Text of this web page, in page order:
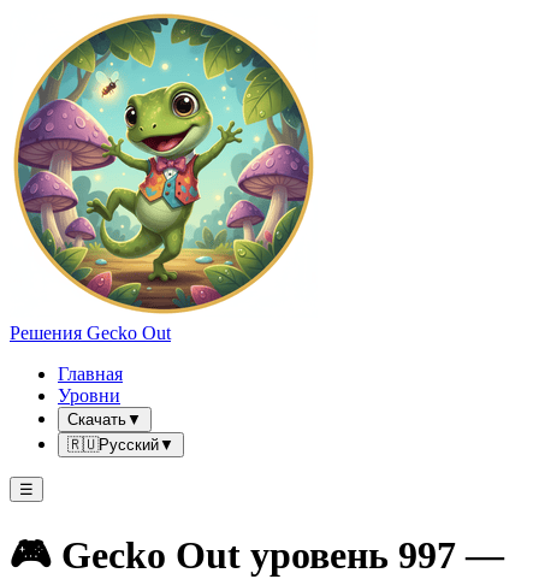
Решения Gecko Out
Главная
Уровни
Скачать▼
🇷🇺Русский▼
☰
🎮 Gecko Out уровень 997 —